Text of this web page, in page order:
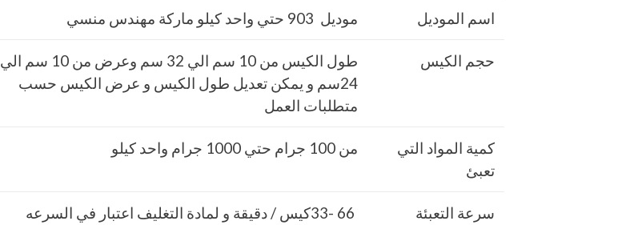
اسم الموديل موديل 903 حتي واحد كيلو ماركة مهندس منسي
حجم الكيس
طول الكيس من 10 سم الي 32 سم وعرض من 10 سم الي
24سم و يمكن تعديل طول الكيس و عرض الكيس حسب
متطلبات العمل
كمية المواد التي
تعبئ
من 100 جرام حتي 1000 جرام واحد كيلو
سرعة التعبئة